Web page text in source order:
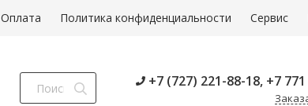
Оплата Политика конфиденциальности Сервис
+7 (727) 221-88-18, +7 771